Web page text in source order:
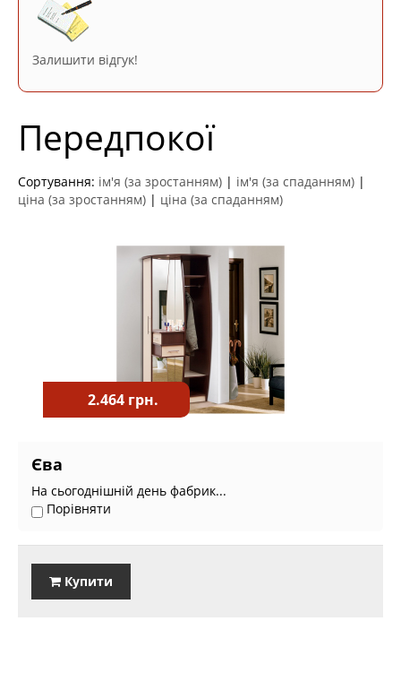
Залишити відгук!
Передпокої
Сортування: ім'я (за зростанням) | ім'я (за спаданням) |
ціна (за зростанням) | ціна (за спаданням)
2.464 грн.
Єва
На сьогоднішній день фабрик...
Порівняти
Купити